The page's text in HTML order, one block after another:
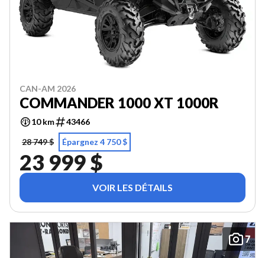
CAN-AM 2026
COMMANDER 1000 XT 1000R
10 km
43466
28 749 $
Épargnez 4 750 $
23 999 $
VOIR LES DÉTAILS
7